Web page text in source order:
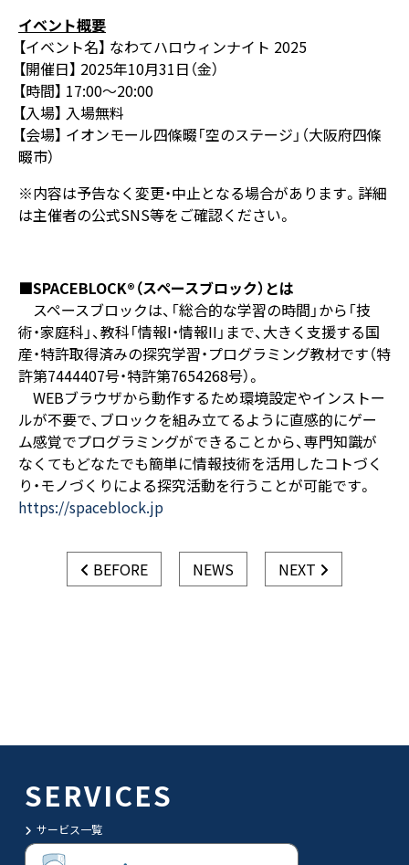
イベント概要
【イベント名】 なわてハロウィンナイト 2025
【開催日】 2025年10月31日（金）
【時間】 17:00～20:00
【入場】 入場無料
【会場】 イオンモール四條畷「空のステージ」（大阪府四條
畷市）
※内容は予告なく変更・中止となる場合があります。詳細
は主催者の公式SNS等をご確認ください。
■SPACEBLOCK®（スペースブロック）とは
スペースブロックは、「総合的な学習の時間」から「技
術・家庭科」、教科「情報I・情報II」まで、大きく支援する国
産・特許取得済みの探究学習・プログラミング教材です（特
許第7444407号・特許第7654268号）。
WEBブラウザから動作するため環境設定やインストー
ルが不要で、ブロックを組み立てるように直感的にゲー
ム感覚でプログラミングができることから、専門知識が
なくてもどなたでも簡単に情報技術を活用したコトづく
り・モノづくりによる探究活動を行うことが可能です。
https://spaceblock.jp
BEFORE NEWS NEXT
SERVICES
サービス一覧